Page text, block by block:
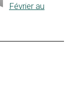
Février au